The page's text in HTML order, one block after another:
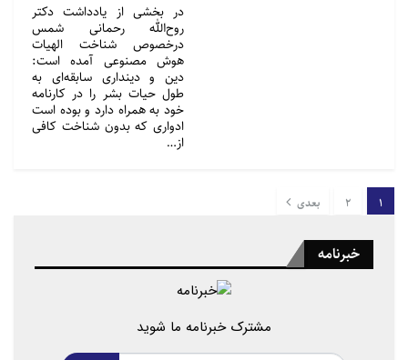
در بخشی از یادداشت دکتر
روح‌الله رحمانی شمس
درخصوص شناخت الهیات
هوش مصنوعی آمده است:
دین و دینداری سابقه‌ای به
طول حیات بشر را در کارنامه
خود به همراه دارد و بوده است
ادواری که بدون شناخت کافی
از…
1
2 بعدی
خبرنامه
مشترک خبرنامه ما شوید